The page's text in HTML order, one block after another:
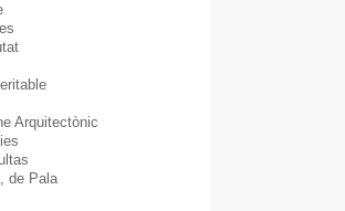
Arquitectònic
de Pala